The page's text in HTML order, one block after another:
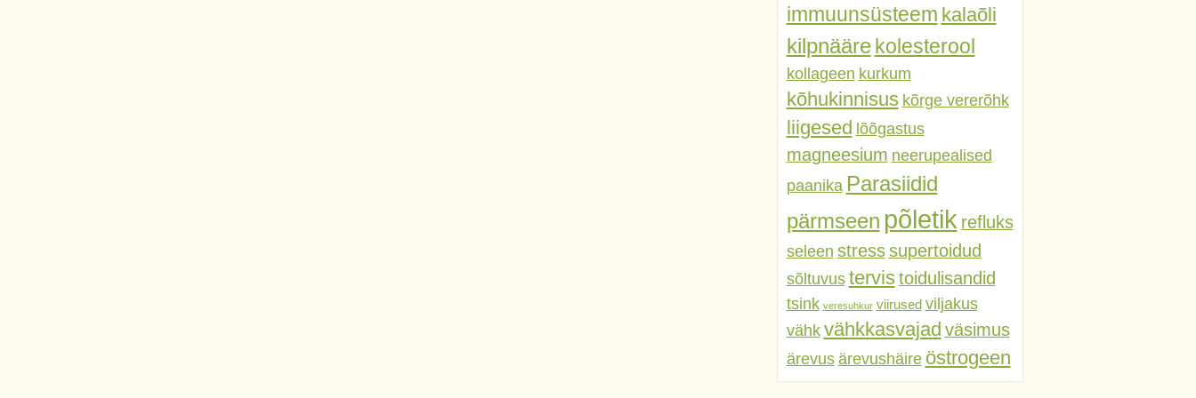
immuunsüsteem kalaõli
kilpnääre kolesterool
kollageen kurkum
kõhukinnisus kõrge vererõhk
liigesed lõõgastus
magneesium neerupealised
paanika Parasiidid
pärmseen põletik refluks
seleen stress supertoidud
sõltuvus tervis toidulisandid
tsink veresuhkur viirused viljakus
vähk vähkkasvajad väsimus
ärevus ärevushäire östrogeen